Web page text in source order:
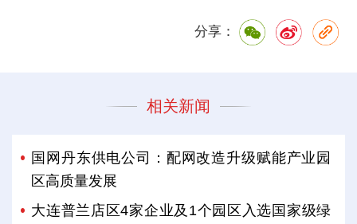
分享：
相关新闻
国网丹东供电公司：配网改造升级赋能产业园
区高质量发展
大连普兰店区4家企业及1个园区入选国家级绿